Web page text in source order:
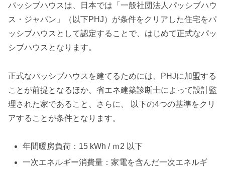
パッシブハウスは、日本では「一般社団法人パッシブハウ
ス・ジャパン」（以下PHJ）が条件をクリアした住宅をパ
ッシブハウスとして認定することで、はじめて正式なパッ
シブハウスとなります。
正式なパッシブハウスを建てるためには、PHJに加盟する
ことが前提となるほか、省エネ建築診断士によって設計監
理された家であること、さらに、 以下の4つの基準をクリ
アすることが条件となります。
年間暖房負荷：15 kWh / ｍ2 以下
一次エネルギー消費量：家電を含んだ一次エネルギ